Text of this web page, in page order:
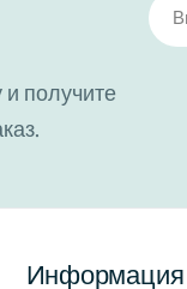
формулы для
продукты,
жиром
получите
Информация